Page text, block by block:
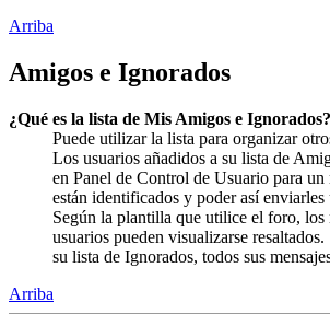
Arriba
Amigos e Ignorados
¿Qué es la lista de Mis Amigos e Ignorados?
Puede utilizar la lista para organizar
Los usuarios añadidos a su lista de
en Panel de Control de Usuario para un
están identificados y poder así
Según la plantilla que utilice el foro, los
usuarios pueden visualizarse
su lista de Ignorados, todos sus
Arriba